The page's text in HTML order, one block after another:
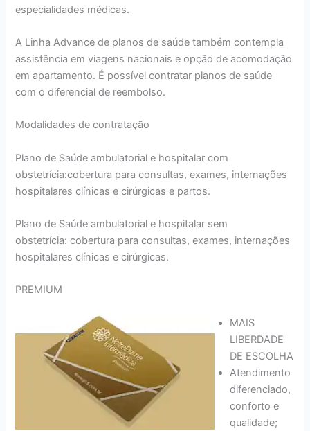
especialidades médicas.
A Linha Advance de planos de saúde também contempla
assistência em viagens nacionais e opção de acomodação
em apartamento. É possível contratar planos de saúde
com o diferencial de reembolso.
Modalidades de contratação
Plano de Saúde ambulatorial e hospitalar com
obstetrícia:cobertura para consultas, exames, internações
hospitalares clínicas e cirúrgicas e partos.
Plano de Saúde ambulatorial e hospitalar sem
obstetrícia: cobertura para consultas, exames, internações
hospitalares clínicas e cirúrgicas.
PREMIUM
MAIS
LIBERDADE
DE ESCOLHA
Atendimento
diferenciado,
conforto e
qualidade;